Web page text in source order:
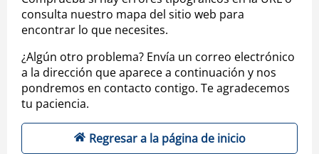
consulta nuestro mapa del sitio web para
encontrar lo que necesites.
¿Algún otro problema? Envía un correo electrónico
a la dirección que aparece a continuación y nos
pondremos en contacto contigo. Te agradecemos
tu paciencia.
Regresar a la página de inicio